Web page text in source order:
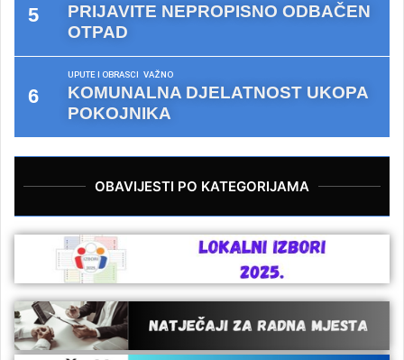
PRIJAVITE NEPROPISNO ODBAČEN
OTPAD
UPUTE I OBRASCI VAŽNO
KOMUNALNA DJELATNOST UKOPA
POKOJNIKA
OBAVIJESTI PO KATEGORIJAMA